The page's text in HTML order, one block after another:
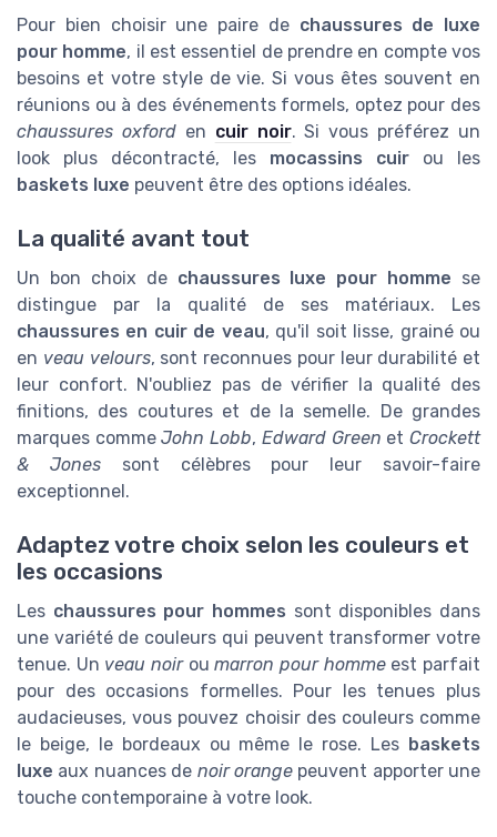
Pour bien choisir une paire de chaussures de luxe
pour homme, il est essentiel de prendre en compte vos
besoins et votre style de vie. Si vous êtes souvent en
réunions ou à des événements formels, optez pour des
chaussures oxforden cuir noir. Si vous préférez un
look plus décontracté, les mocassins cuir ou les
baskets luxe peuvent être des options idéales.
La qualité avant tout
Un bon choix de chaussures luxe pour homme se
distingue par la qualité de ses matériaux. Les
chaussures en cuir de veau, qu'il soit lisse, grainé ou
en veau velours, sont reconnues pour leur durabilité et
leur confort. N'oubliez pas de vérifier la qualité des
finitions, des coutures et de la semelle. De grandes
marques commeJohn Lobb, Edward Green etCrockett
& Jonessont célèbres pour leur savoir-faire
exceptionnel.
Adaptez votre choix selon les couleurs et
les occasions
Les chaussures pour hommes sont disponibles dans
une variété de couleurs qui peuvent transformer votre
tenue. Un veau noiroumarron pour hommeest parfait
pour des occasions formelles. Pour les tenues plus
audacieuses, vous pouvez choisir des couleurs comme
le beige, le bordeaux ou même le rose. Les baskets
luxe aux nuances de noir orangepeuvent apporter une
touche contemporaine à votre look.